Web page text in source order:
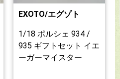
EXOTO/エグゾト
1/18 ポルシェ 934 /
935 ギフトセット イエ
ーガーマイスター